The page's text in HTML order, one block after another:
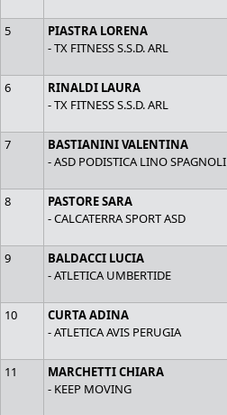
5
PIASTRA LORENA
- TX FITNESS S.S.D. ARL
6
RINALDI LAURA
- TX FITNESS S.S.D. ARL
7
BASTIANINI VALENTINA
- ASD PODISTICA LINO SPAGNOLI
8
PASTORE SARA
- CALCATERRA SPORT ASD
9
BALDACCI LUCIA
- ATLETICA UMBERTIDE
10
CURTA ADINA
- ATLETICA AVIS PERUGIA
11
MARCHETTI CHIARA
- KEEP MOVING